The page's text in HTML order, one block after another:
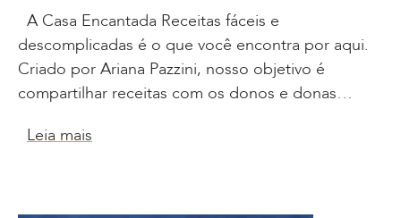
A Casa Encantada Receitas fáceis e
descomplicadas é o que você encontra por aqui.
Criado por Ariana Pazzini, nosso objetivo é
compartilhar receitas com os donos e donas…
Leia mais